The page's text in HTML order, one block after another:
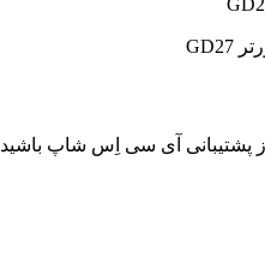
پشتیبانی آی سی اِس شاپ باشید